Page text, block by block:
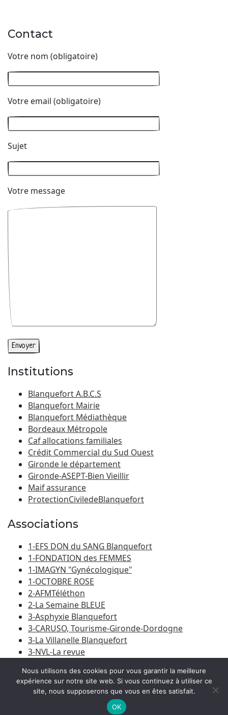
Contact
Votre nom (obligatoire)
Votre email (obligatoire)
Sujet
Votre message
Institutions
Blanquefort A.B.C.S
Blanquefort Mairie
Blanquefort Médiathèque
Bordeaux Métropole
Caf allocations familiales
Crédit Commercial du Sud Ouest
Gironde le département
Gironde-ASEPT-Bien Vieillir
Maif assurance
ProtectionCiviledeBlanquefort
Associations
1-EFS DON du SANG Blanquefort
1-FONDATION des FEMMES
1-IMAGYN "Gynécologique"
1-OCTOBRE ROSE
2-AFMTéléthon
2-La Semaine BLEUE
3-Asphyxie Blanquefort
3-CARUSO, Tourisme-Gironde-Dordogne
3-La Villanelle Blanquefort
3-NVL-La revue
© 2026Amicale Laïque Blanquefort-Caychac |Bootstrap
Nous utilisons des cookies pour vous garantir la meilleure
expérience sur notre site web. Si vous continuez à utiliser ce
site, nous supposerons que vous en êtes satisfait.
OK